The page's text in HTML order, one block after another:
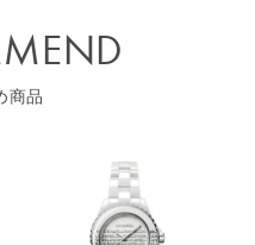
商品